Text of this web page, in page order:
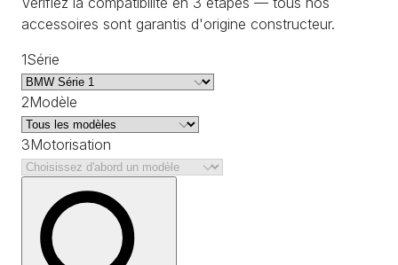
accessoires sont garantis d'origine constructeur.
1Série
2Modèle
3Motorisation